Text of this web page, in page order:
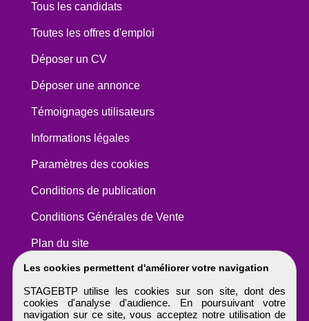
Les cookies permettent d'améliorer votre navigation
STAGEBTP utilise les cookies sur son site, dont des
cookies d'analyse d'audience. En poursuivant votre
navigation sur ce site, vous acceptez notre utilisation de
Tous les candidats
Toutes les offres d'emploi
Déposer un CV
Déposer une annonce
Témoignages utilisateurs
Informations légales
Paramètres des cookies
Conditions de publication
Conditions Générales de Vente
Plan du site